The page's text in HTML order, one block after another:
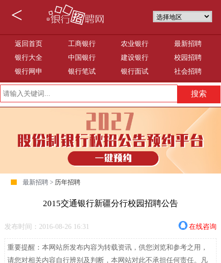
<
返回首页 工商银行 农业银行
最新招聘
银行大全
中国银行 建设银行
校园招聘
银行网申
银行笔试 银行面试 社会招聘
最新招聘 > 历年招聘
2015交通银行新疆分行校园招聘公告
发布时间：2016-08-26 16:31 在线咨询
重要提醒：本网站所发布内容为转载资讯，供您浏览和参考之用，
请您对相关内容自行辨别及判断，本网站对此不承担任何责任。凡